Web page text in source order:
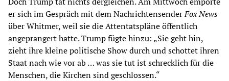
er sich im Gespräch mit dem NachrichtensenderFox News
über Whitmer, weil sie die Attentatspläne öffentlich
angeprangert hatte. Trump fügte hinzu: „Sie geht hin,
zieht ihre kleine politische Show durch und schottet ihren
Staat nach wie vor ab … was sie tut ist schrecklich für die
Menschen, die Kirchen sind geschlossen.“